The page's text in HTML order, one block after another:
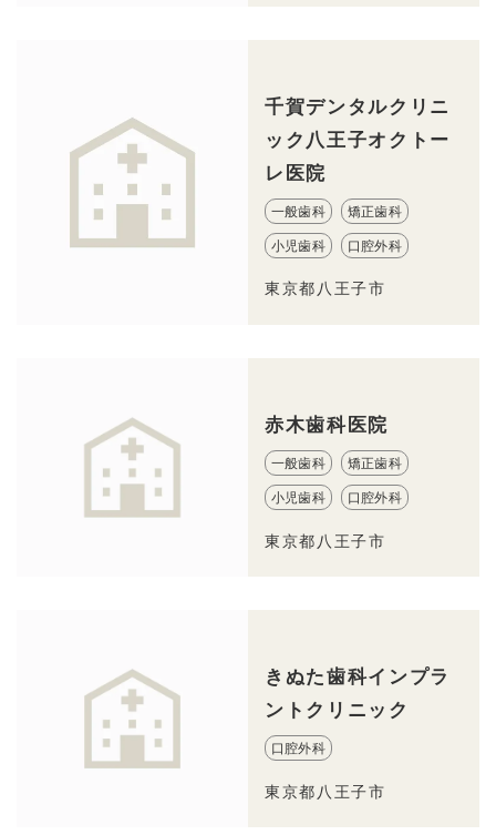
千賀デンタルクリニ
ック八王子オクトー
レ医院
一般歯科 矯正歯科
小児歯科 口腔外科
東京都八王子市
赤木歯科医院
一般歯科 矯正歯科
小児歯科 口腔外科
東京都八王子市
きぬた歯科インプラ
ントクリニック
口腔外科
東京都八王子市